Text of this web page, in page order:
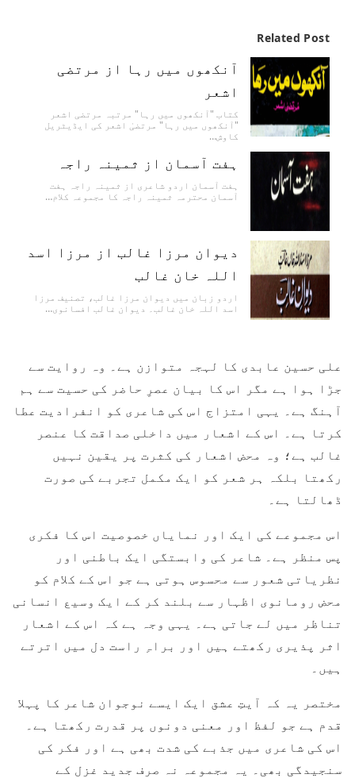
Related Post
آنکھوں میں رہا از مرتضی
اشعر
کتاب "آنکھوں میں رہا" مرتبہ مرتضی اشعر
"آنکھوں میں رہا" مرتضیٰ اشعر کی ایڈیٹریل
کاوش…
ہفت آسمان از ثمینہ راجہ
ہفت آسمان اردو شاعری از ثمینہ راجہ ہفت
آسمان محترمہ ثمینہ راجہ کا مجموعہ کلام…
دیوان مرزا غالب از مرزا اسد
اللہ خان غالب
اردو زبان میں دیوان مرزا غالب، تصنیف مرزا
اسد اللہ خان غالب۔ دیوان غالب افسانوی…
علی حسین عابدی کا لہجہ متوازن ہے۔ وہ روایت سے
جڑا ہوا ہے مگر اس کا بیان عصرِ حاضر کی حسیت سے ہم
آہنگ ہے۔ یہی امتزاج اس کی شاعری کو انفرادیت عطا
کرتا ہے۔ اس کے اشعار میں داخلی صداقت کا عنصر
غالب ہے؛ وہ محض اشعار کی کثرت پر یقین نہیں
رکھتا بلکہ ہر شعر کو ایک مکمل تجربے کی صورت
ڈھالتا ہے۔
اس مجموعے کی ایک اور نمایاں خصوصیت اس کا فکری
پس منظر ہے۔ شاعر کی وابستگی ایک باطنی اور
نظریاتی شعور سے محسوس ہوتی ہے جو اس کے کلام کو
محض رومانوی اظہار سے بلند کر کے ایک وسیع انسانی
تناظر میں لے جاتی ہے۔ یہی وجہ ہے کہ اس کے اشعار
اثر پذیری رکھتے ہیں اور براہِ راست دل میں اترتے
ہیں۔
مختصر یہ کہ آیتِ عشق ایک ایسے نوجوان شاعر کا پہلا
قدم ہے جو لفظ اور معنی دونوں پر قدرت رکھتا ہے۔
اس کی شاعری میں جذبے کی شدت بھی ہے اور فکر کی
سنجیدگی بھی۔ یہ مجموعہ نہ صرف جدید غزل کے